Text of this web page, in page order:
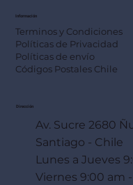
Información
Terminos y Condiciones
Políticas de Privacidad
Políticas de envío
Códigos Postales Chile
Dirección
Av. Sucre 2680
Santiago - Chile
Lunes a Jueves
Viernes 9:00 am